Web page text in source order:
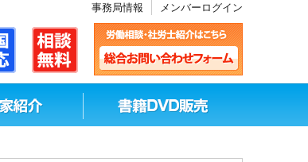
事務局情報 メンバーログイン